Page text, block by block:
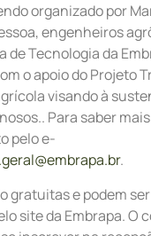
organizado por
engenheiros
de Tecnologia da
o apoio do Projeto
visando à
Para saber
pelo e-
.
gratuitas e podem
site da Embrapa. O